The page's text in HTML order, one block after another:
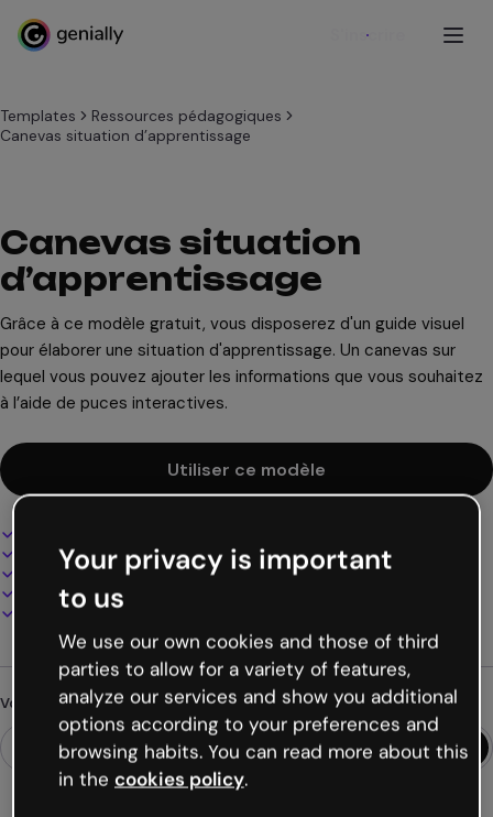
S'inscrire
Templates
Ressources pédagogiques
Canevas situation d’apprentissage
Canevas situation
d’apprentissage
Grâce à ce modèle gratuit, vous disposerez d'un guide visuel
pour élaborer une situation d'apprentissage. Un canevas sur
lequel vous pouvez ajouter les informations que vous souhaitez
à l’aide de puces interactives.
Utiliser ce modèle
100% personnalisable
Ajoutez audio, vidéo et multimédia
Présentez, partagez ou publiez en ligne
Téléchargez en PDF, MP4 et autres formats
Vous cherchez autre chose ?
Your privacy is important
to us
We use our own cookies and those of third
parties to allow for a variety of features,
analyze our services and show you additional
options according to your preferences and
browsing habits. You can read more about this
in the cookies policy.